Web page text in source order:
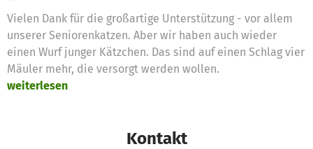
Vielen Dank für die großartige Unterstützung - vor allem
unserer Seniorenkatzen. Aber wir haben auch wieder
einen Wurf junger Kätzchen. Das sind auf einen Schlag vier
Mäuler mehr, die versorgt werden wollen.
weiterlesen
Kontakt